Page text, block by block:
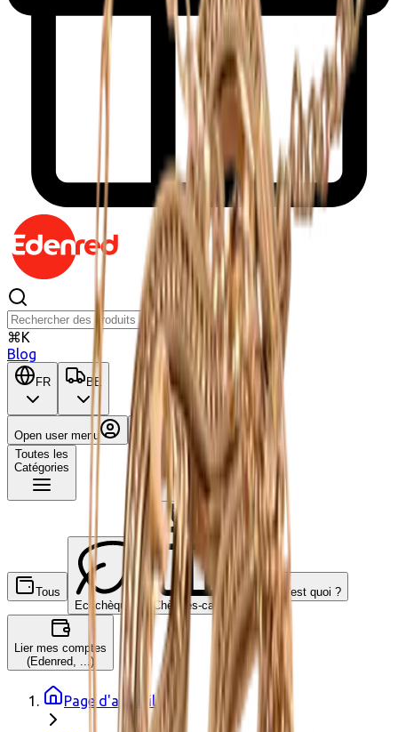
⌘K
Blog
FR BE
Open user menu
Panier
Toutes les
Catégories
Tous
Ecochèques
Chèques-cadeaux
C'est quoi ?
Lier mes comptes
(Edenred, ...)
Page d'accueil